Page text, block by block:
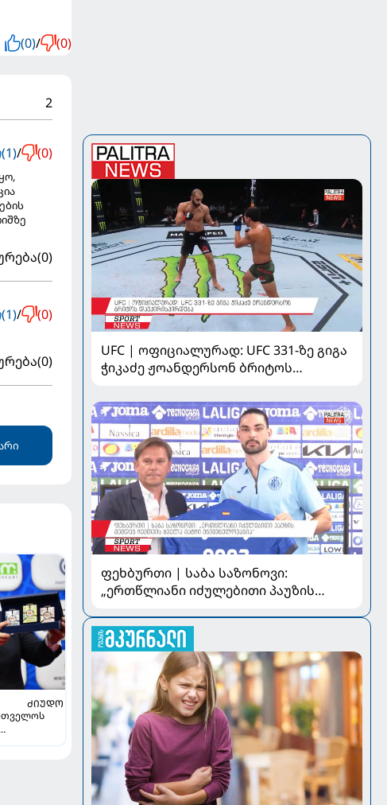
(0)/ (0)
2
(1)/ (0)
(0)
(1)/ (0)
(0)
ᲫᲘᲣᲓᲝ
UFC | ოფიციალურად: UFC 331-ზე გიგა
ჭიკაძე ჟოანდერსონ ბრიტოს
ფეხბურთი | საბა საზონოვი:
„ერთწლიანი იძულებითი პაუზის
მნიშვნელოვანია“